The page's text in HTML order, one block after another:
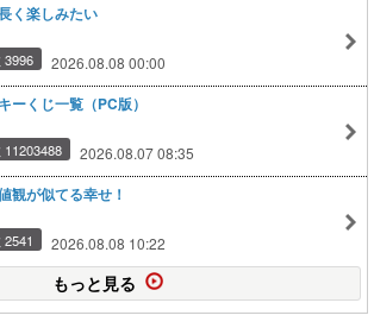
く楽しみたい
3996 2026.08.08 00:00
ーくじ一覧（PC版）
11203488 2026.08.07 08:35
観が似てる幸せ！
2026.08.08 10:22
もっと見る